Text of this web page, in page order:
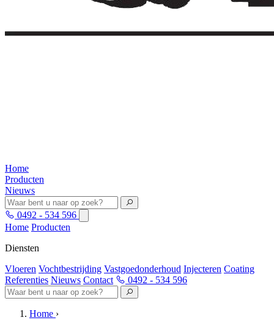
Home
Producten
Nieuws
0492 - 534 596
Home Producten
Diensten
Vloeren Vochtbestrijding Vastgoedonderhoud Injecteren Coating
Referenties Nieuws Contact 0492 - 534 596
Home ›